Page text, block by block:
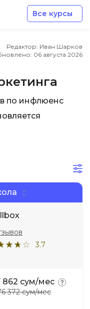
Все курсы
Редактор: Иван Шарков
06 августа 2026
по инфлюенс
3.7
862 сум/мес
372 сум/мес